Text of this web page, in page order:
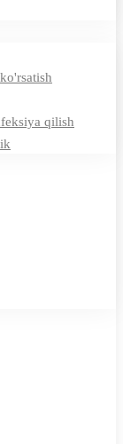
qilish